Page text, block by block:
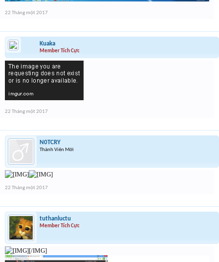
22 Tháng một 2017
Kuaka
Member Tích Cực
22 Tháng một 2017
N0TCRY
Thành Viên Mới
22 Tháng một 2017
tuthanluctu
Member Tích Cực
[/IMG]